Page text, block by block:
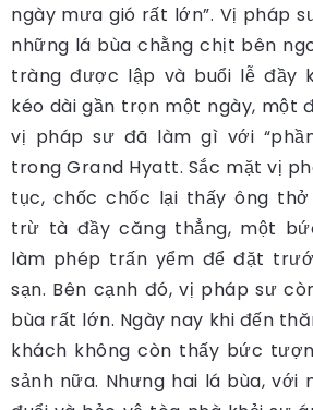
ngày mưa gió rất lớn”. Vị pháp
những lá bùa chằng chịt bên
tràng được lập và buổi lễ đầy
kéo dài gần trọn một ngày, một
vị pháp sư đã làm gì với
trong Grand Hyatt. Sắc mặt vị
tục, chốc chốc lại thấy ông thở
trừ tà đầy căng thẳng, một
làm phép trấn yểm để đặt
sạn. Bên cạnh đó, vị pháp sư
bùa rất lớn. Ngày nay khi đến
khách không còn thấy bức
sảnh nữa. Nhưng hai lá bùa, với